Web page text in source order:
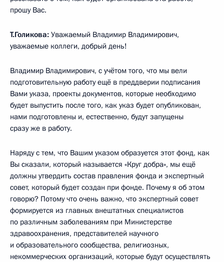
прошу Вас.
Т.Голикова: Уважаемый Владимир Владимирович,
уважаемые коллеги, добрый день!
Владимир Владимирович, с учётом того, что мы вели
подготовительную работу ещё в преддверии подписания
Вами указа, проекты документов, которые необходимо
будет выпустить после того, как указ будет опубликован,
нами подготовлены и, естественно, будут запущены
сразу же в работу.
Наряду с тем, что Вашим указом образуется этот фонд, как
Вы сказали, который называется «Круг добра», мы ещё
должны утвердить состав правления фонда и экспертный
совет, который будет создан при фонде. Почему я об этом
говорю? Потому что очень важно, что экспертный совет
формируется из главных внештатных специалистов
по различным заболеваниям при Министерстве
здравоохранения, представителей научного
и образовательного сообщества, религиозных,
некоммерческих организаций, которые будут осуществлять